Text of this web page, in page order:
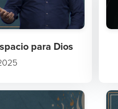
para Dios